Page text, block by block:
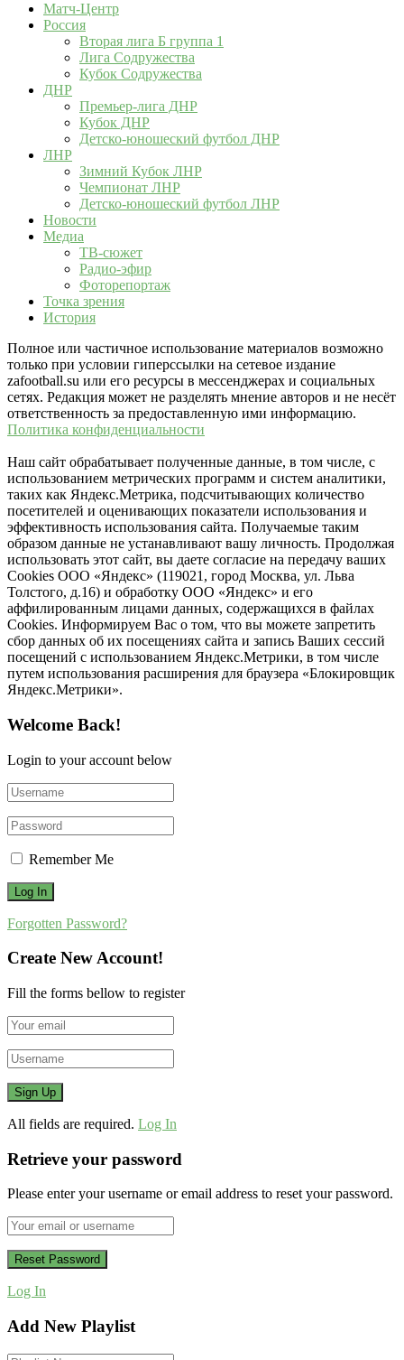
Матч-Центр
Россия
Вторая лига Б группа 1
Лига Содружества
Кубок Содружества
ДНР
Премьер-лига ДНР
Кубок ДНР
Детско-юношеский футбол ДНР
ЛНР
Зимний Кубок ЛНР
Чемпионат ЛНР
Детско-юношеский футбол ЛНР
Новости
Медиа
ТВ-сюжет
Радио-эфир
Фоторепортаж
Точка зрения
История
Полное или частичное использование материалов возможно
только при условии гиперссылки на сетевое издание
zafootball.su или его ресурсы в мессенджерах и социальных
сетях. Редакция может не разделять мнение авторов и не несёт
ответственность за предоставленную ими информацию.
Политика конфиденциальности
Наш сайт обрабатывает полученные данные, в том числе, с
использованием метрических программ и систем аналитики,
таких как Яндекс.Метрика, подсчитывающих количество
посетителей и оценивающих показатели использования и
эффективность использования сайта. Получаемые таким
образом данные не устанавливают вашу личность. Продолжая
использовать этот сайт, вы даете согласие на передачу ваших
Cookies ООО «Яндекс» (119021, город Москва, ул. Льва
Толстого, д.16) и обработку ООО «Яндекс» и его
аффилированным лицами данных, содержащихся в файлах
Cookies. Информируем Вас о том, что вы можете запретить
сбор данных об их посещениях сайта и запись Ваших сессий
посещений с использованием Яндекс.Метрики, в том числе
путем использования расширения для браузера «Блокировщик
Яндекс.Метрики».
Welcome Back!
Login to your account below
Remember Me
Forgotten Password?
Create New Account!
Fill the forms bellow to register
All fields are required. Log In
Retrieve your password
Please enter your username or email address to reset your password.
Log In
Add New Playlist